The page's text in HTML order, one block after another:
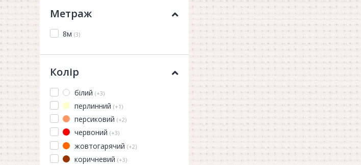
Метраж
8м (3)
Колір
білий (+3)
перлинний (+1)
персиковий (+2)
червоний (+3)
жовтогарячий (+2)
коричневий (+3)